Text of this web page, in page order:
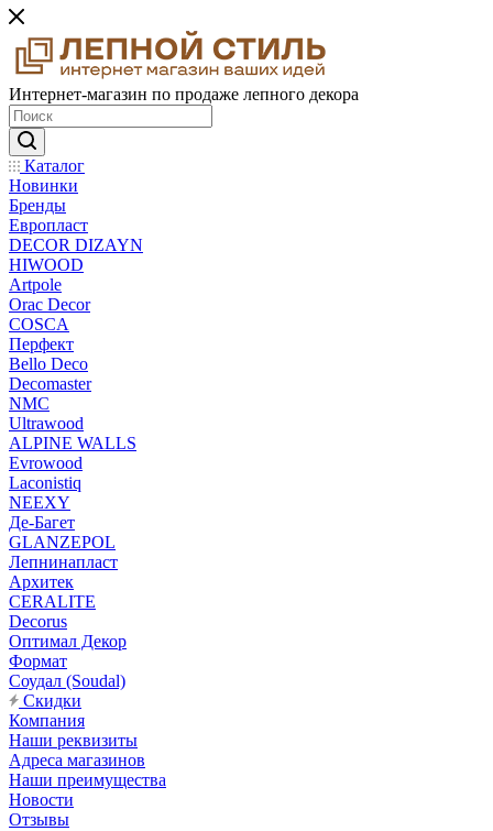
Интернет-магазин по продаже лепного декора
Каталог
Новинки
Бренды
Европласт
DECOR DIZAYN
HIWOOD
Artpole
Orac Decor
COSCA
Перфект
Bello Deco
Decomaster
NMС
Ultrawood
ALPINE WALLS
Evrowood
Laconistiq
NEEXY
Де-Багет
GLANZEPOL
Лепнинапласт
Архитек
CERALITE
Decorus
Оптимал Декор
Формат
Соудал (Soudal)
Скидки
Компания
Наши реквизиты
Адреса магазинов
Наши преимущества
Новости
Отзывы